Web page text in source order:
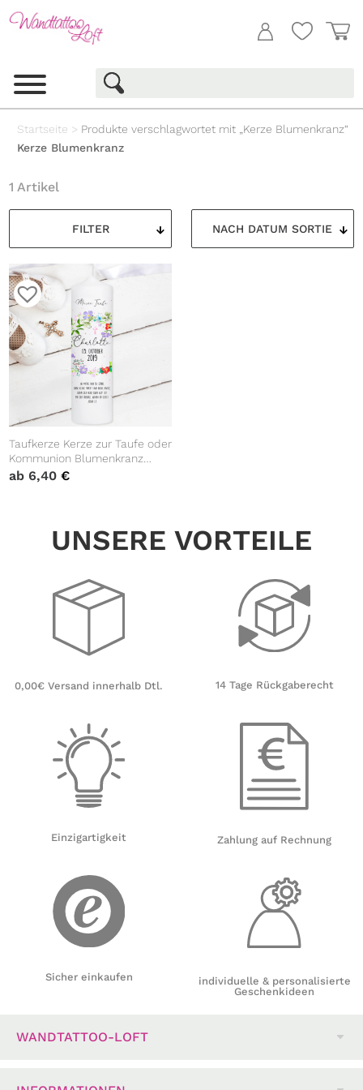
Startseite > Produkte verschlagwortet mit „Kerze Blumenkranz“
Kerze Blumenkranz
FILTER
1 Artikel
Taufkerze Kerze zur Taufe oder
Kommunion Blumenkranz
Kreuz Taufspruch mit
ab 6,40€
UNSERE VORTEILE
0,00€ Versand innerhalb Dtl.
Einzigartigkeit
Sicher einkaufen
14 Tage Rückgaberecht
Zahlung auf Rechnung
individuelle & personalisierte
Geschenkideen
WANDTATTOO-LOFT